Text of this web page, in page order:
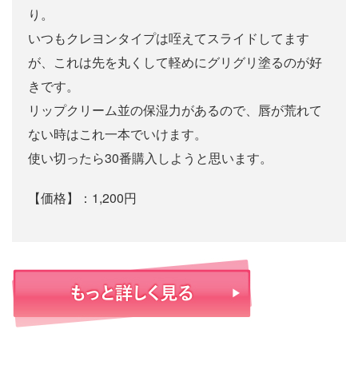
り。
いつもクレヨンタイプは咥えてスライドしてます
が、これは先を丸くして軽めにグリグリ塗るのが好
きです。
リップクリーム並の保湿力があるので、唇が荒れて
ない時はこれ一本でいけます。
使い切ったら30番購入しようと思います。
【価格】：1,200円